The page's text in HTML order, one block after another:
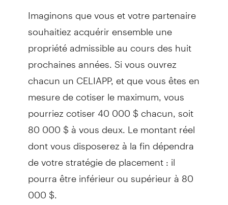
Imaginons que vous et votre partenaire
souhaitiez acquérir ensemble une
propriété admissible au cours des huit
prochaines années. Si vous ouvrez
chacun un CELIAPP, et que vous êtes en
mesure de cotiser le maximum, vous
pourriez cotiser 40 000 $ chacun, soit
80 000 $ à vous deux. Le montant réel
dont vous disposerez à la fin dépendra
de votre stratégie de placement : il
pourra être inférieur ou supérieur à 80
000 $.